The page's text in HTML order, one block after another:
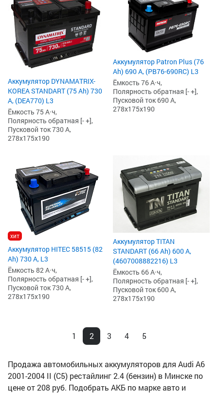
Аккумулятор DYNAMATRIX-
KOREA STANDART (75 Ah) 730
А, (DEA770) L3
Ёмкость 75 А·ч,
Полярность обратная [- +],
Пусковой ток 730 А,
278x175x190
Аккумулятор Patron Plus (76
Ah) 690 А, (PB76-690RC) L3
Ёмкость 76 А·ч,
Полярность обратная [- +],
Пусковой ток 690 А,
278x175x190
хит
Аккумулятор HITEC 58515 (82
Ah) 730 А, L3
Ёмкость 82 А·ч,
Полярность обратная [- +],
Пусковой ток 730 А,
278x175x190
Аккумулятор TITAN
STANDART (66 Ah) 600 А,
(4607008882216) L3
Ёмкость 66 А·ч,
Полярность обратная [- +],
Пусковой ток 600 А,
278x175x190
1 2 3 4 5
Продажа автомобильных аккумуляторов для Audi A6
2001-2004 II (C5) рестайлинг 2.4 (бензин) в Минске по
цене от 208 руб. Подобрать АКБ по марке авто и